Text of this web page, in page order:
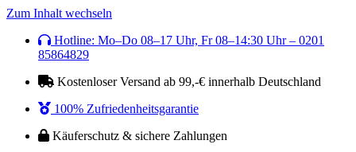
Zum Inhalt wechseln
Hotline: Mo–Do 08–17 Uhr, Fr 08–14:30 Uhr – 0201
85864829
Kostenloser Versand ab 99,-€ innerhalb Deutschland
100% Zufriedenheitsgarantie
Käuferschutz & sichere Zahlungen